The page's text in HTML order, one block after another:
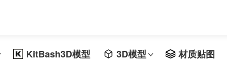
KitBash3D模型 3D模型 材质贴图